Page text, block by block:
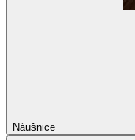
Náušnice